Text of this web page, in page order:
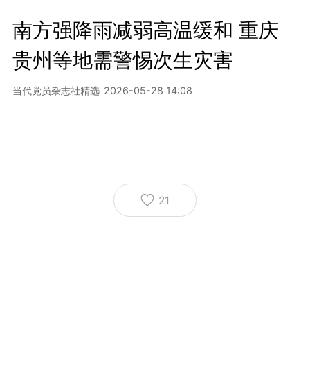
南方强降雨减弱高温缓和 重庆
贵州等地需警惕次生灾害
当代党员杂志社精选 2026-05-28 14:08
21